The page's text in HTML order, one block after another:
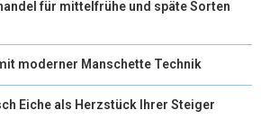
für mittelfrühe und späte Sorten
moderner Manschette Technik
Eiche als Herzstück Ihrer Steiger